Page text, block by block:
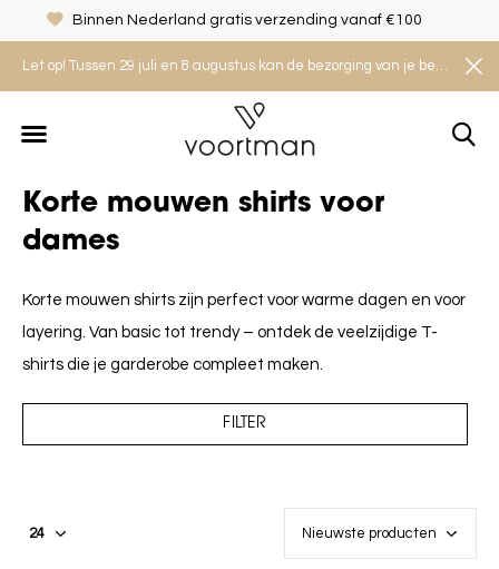
Let op! Tussen 29 juli en 8 augustus kan de bezorging van je bestelling iets langer duren. Houd rekening met een levertijd van 2 tot 4 werkdagen.
Binnen Nederland gratis verzending vanaf €100
Korte mouwen shirts voor
dames
Korte mouwen shirts zijn perfect voor warme dagen en voor
layering. Van basic tot trendy – ontdek de veelzijdige T-
shirts die je garderobe compleet maken.
FILTER